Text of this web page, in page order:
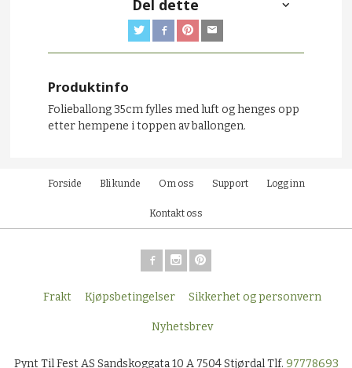
Del dette
Produktinfo
Folieballong 35cm fylles med luft og henges opp
etter hempene i toppen av ballongen.
Forside Bli kunde Om oss Support Logg inn
Kontakt oss
Frakt Kjøpsbetingelser Sikkerhet og personvern
Nyhetsbrev
Pynt Til Fest AS Sandskoggata 10 A 7504 Stjørdal Tlf. 97778693